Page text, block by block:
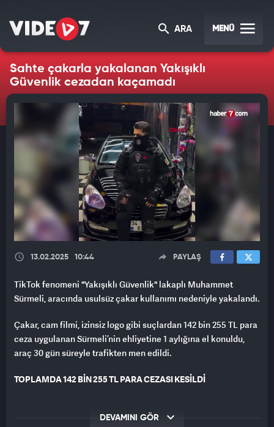
ARA MENÜ
Sahte çakarla yakalanan Yakışıklı
Güvenlik cezadan kaçamadı
13.02.2025 10:44 PAYLAŞ
TikTok fenomeni "Yakışıklı Güvenlik" lakaplı Muhammet
Sürmeli, aracında usulsüz çakar kullanımı nedeniyle yakalandı.
Çakar, cam filmi, izinsiz logo gibi suçlardan 142 bin 255 TL para
ceza uygulanan Sürmeli’nin ehliyetine 1 aylığına el konuldu,
araç 30 gün süreyle trafikten men edildi.
TOPLAMDA 142 BİN 255 TL PARA CEZASI KESİLDİ
aracında yapılan kontrollerde, usulsüz çakar kullanımı tespit
DEVAMINI GÖR